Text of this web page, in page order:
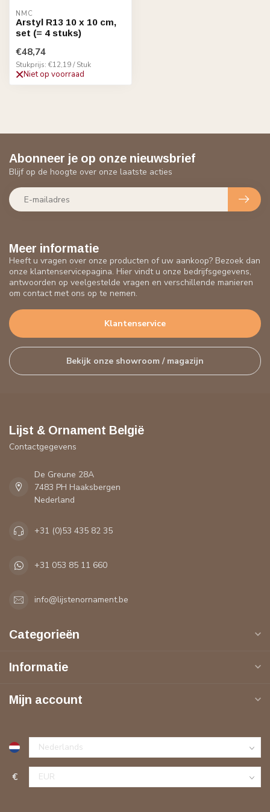
NMC
Arstyl R13 10 x 10 cm,
set (= 4 stuks)
€48,74
Stukprijs: €12,19 / Stuk
Niet op voorraad
Meer informatie
Heeft u vragen over onze producten of uw aankoop? Bezoek dan
onze klantenservicepagina. Hier vindt u onze bedrijfsgegevens,
antwoorden op veelgestelde vragen en verschillende manieren
om contact met ons op te nemen.
Klantenservice
Bekijk onze showroom / magazijn
Abonneer je op onze nieuwsbrief
Blijf op de hoogte over onze laatste acties
Lijst & Ornament België
Contactgegevens
De Greune 28A
7483 PH Haaksbergen
Nederland
+31 (0)53 435 82 35
+31 053 85 11 660
info@lijstenornament.be
Categorieën
Informatie
Mijn account
€